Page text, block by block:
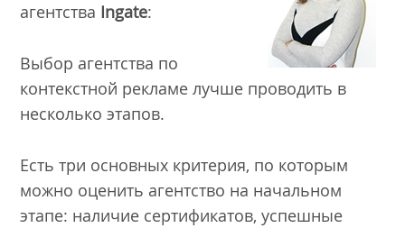
агентства Ingate:
Выбор агентства по
контекстной рекламе лучше проводить в
несколько этапов.
Есть три основных критерия, по которым
можно оценить агентство на начальном
этапе: наличие сертификатов, успешные